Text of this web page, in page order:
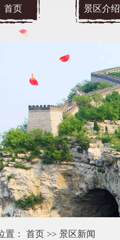
首页 景区介绍
置： 首页 >> 景区新闻